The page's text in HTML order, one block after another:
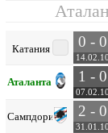
Катания 0 - 0
14.02.10
Аталанта 1 - 0
07.02.10
Сампдория 2 - 0
31.01.10